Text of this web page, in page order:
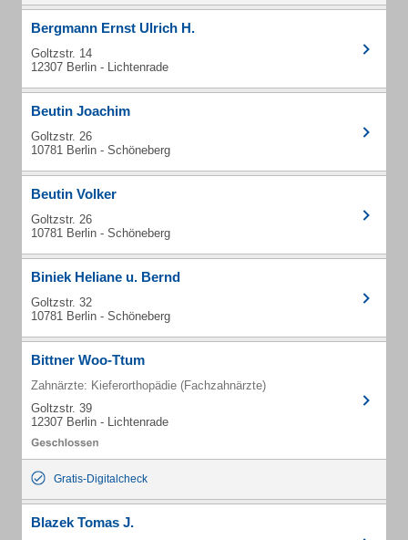
Bergmann Ernst Ulrich H.
Goltzstr. 14
12307 Berlin - Lichtenrade
Beutin Joachim
Goltzstr. 26
10781 Berlin - Schöneberg
Beutin Volker
Goltzstr. 26
10781 Berlin - Schöneberg
Biniek Heliane u. Bernd
Goltzstr. 32
10781 Berlin - Schöneberg
Bittner Woo-Ttum
Zahnärzte: Kieferorthopädie (Fachzahnärzte)
Goltzstr. 39
12307 Berlin - Lichtenrade
Gratis-Digitalcheck
Blazek Tomas J.